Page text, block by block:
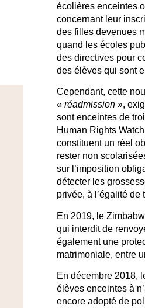
écolières enceintes
concernant leur
des filles devenues
quand les écoles
des directives pour
des élèves qui sont
Cependant, cette
«réadmission »,
sont enceintes de
Human Rights
constituent un réel
rester non
sur l’imposition
détecter les
privée, à l’égalité
En 2019, le
qui interdit de
également une
matrimoniale, entre
En décembre 2018,
élèves enceintes à
encore adopté de